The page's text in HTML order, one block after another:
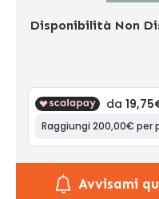
Disponibilità Non
Avvisami